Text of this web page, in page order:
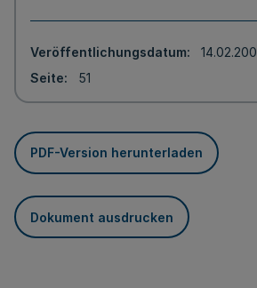
Veröffentlichungsdatum
Seite
51
PDF-Version herunterladen
Dokument ausdrucken